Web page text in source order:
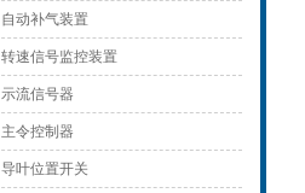
自动补气装置
转速信号监控装置
示流信号器
主令控制器
导叶位置开关